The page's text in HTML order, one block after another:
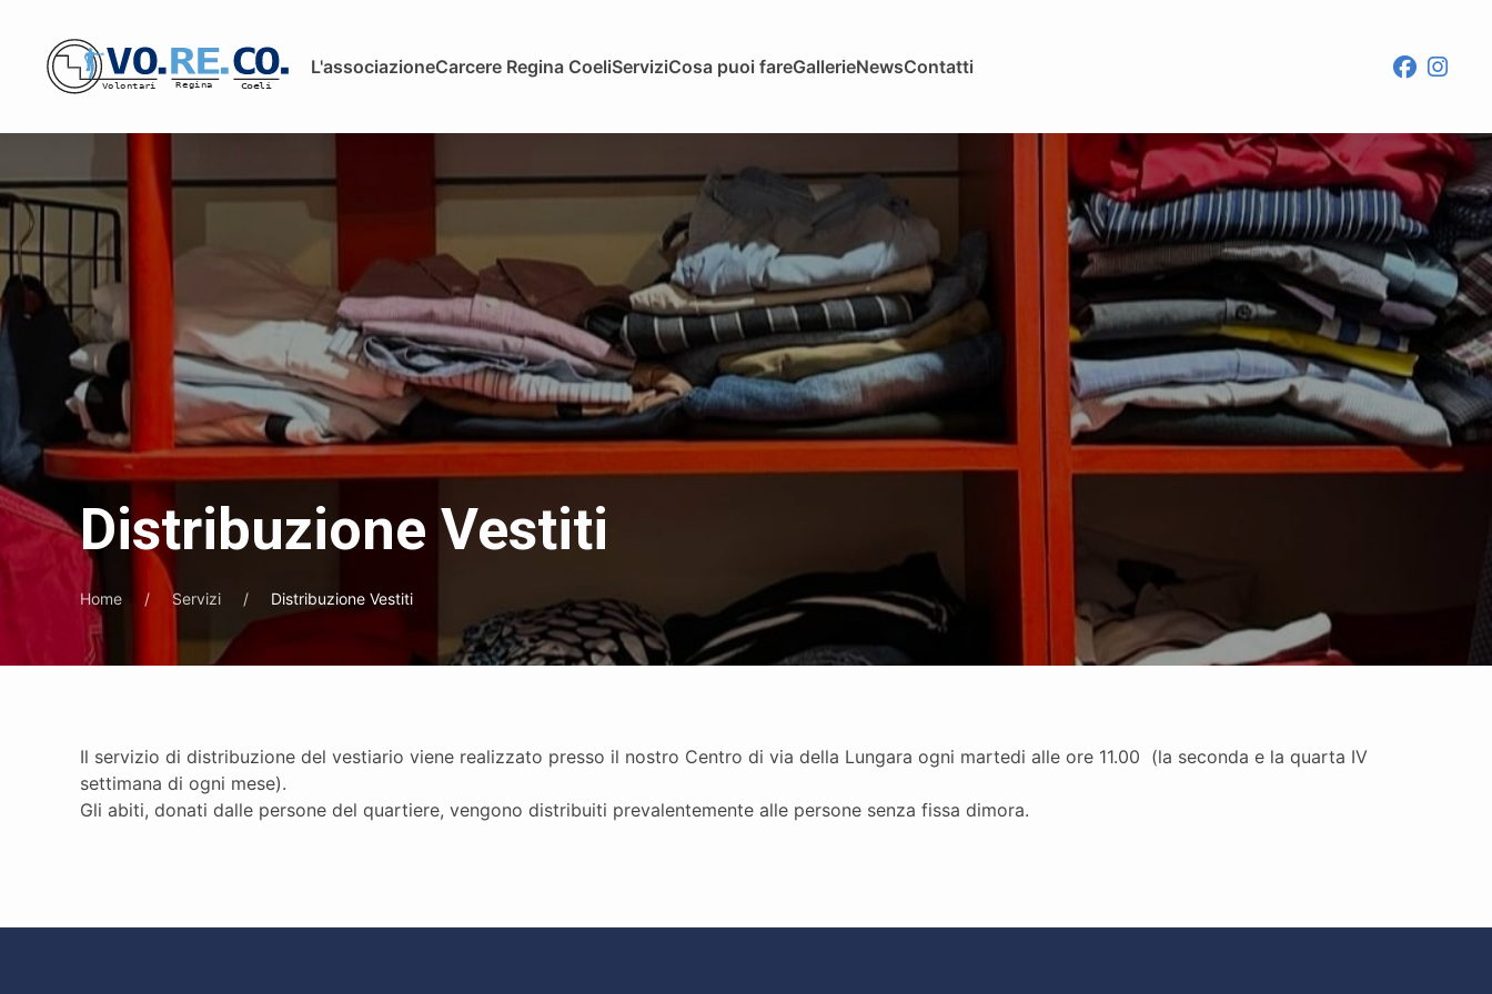
L'associazioneCarcere Regina CoeliServiziCosa puoi fareGallerieNewsContatti
Distribuzione Vestiti
Home Servizi Distribuzione Vestiti
Il servizio di distribuzione del vestiario viene realizzato presso il nostro Centro di via della Lungara ogni martedi alle ore 11.00 (la seconda e la quarta IV
settimana di ogni mese).
Gli abiti, donati dalle persone del quartiere, vengono distribuiti prevalentemente alle persone senza fissa dimora.